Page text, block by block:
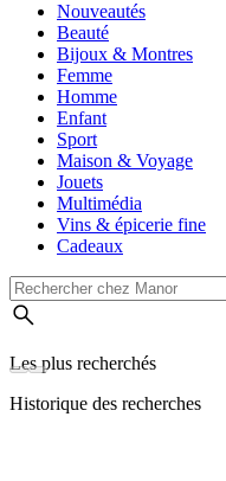
Nouveautés
Beauté
Bijoux & Montres
Femme
Homme
Enfant
Sport
Maison & Voyage
Jouets
Multimédia
Vins & épicerie fine
Cadeaux
Les plus recherchés
Historique des recherches